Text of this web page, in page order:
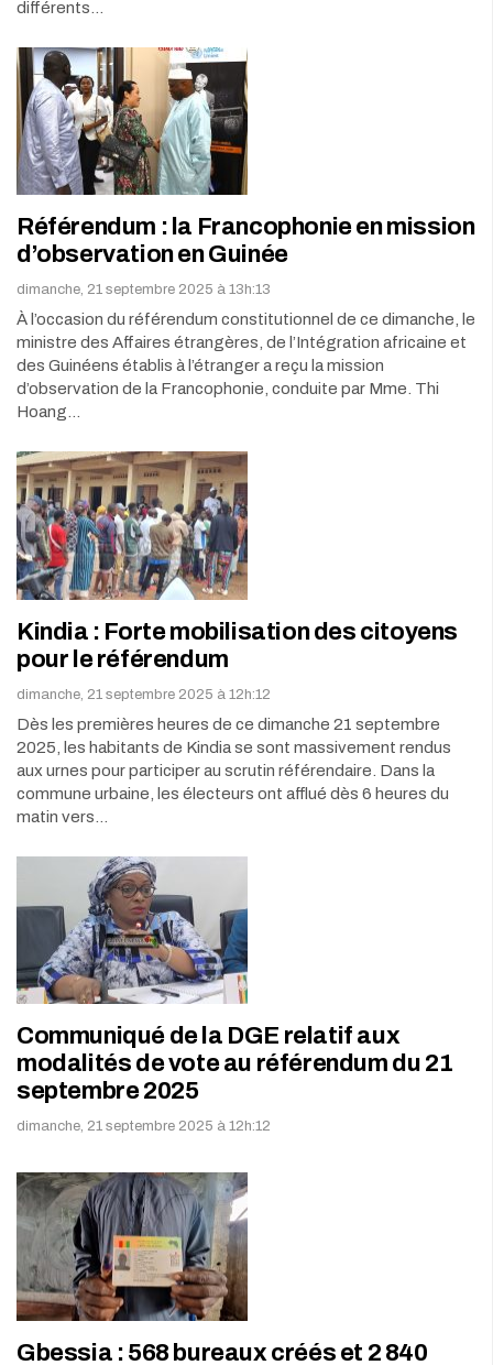
différents…
Référendum : la Francophonie en mission
d’observation en Guinée
dimanche, 21 septembre 2025 à 13h:13
À l’occasion du référendum constitutionnel de ce dimanche, le
ministre des Affaires étrangères, de l’Intégration africaine et
des Guinéens établis à l’étranger a reçu la mission
d’observation de la Francophonie, conduite par Mme. Thi
Hoang…
Kindia : Forte mobilisation des citoyens
pour le référendum
dimanche, 21 septembre 2025 à 12h:12
Dès les premières heures de ce dimanche 21 septembre
2025, les habitants de Kindia se sont massivement rendus
aux urnes pour participer au scrutin référendaire. Dans la
commune urbaine, les électeurs ont afflué dès 6 heures du
matin vers…
Communiqué de la DGE relatif aux
modalités de vote au référendum du 21
septembre 2025
dimanche, 21 septembre 2025 à 12h:12
Gbessia : 568 bureaux créés et 2 840